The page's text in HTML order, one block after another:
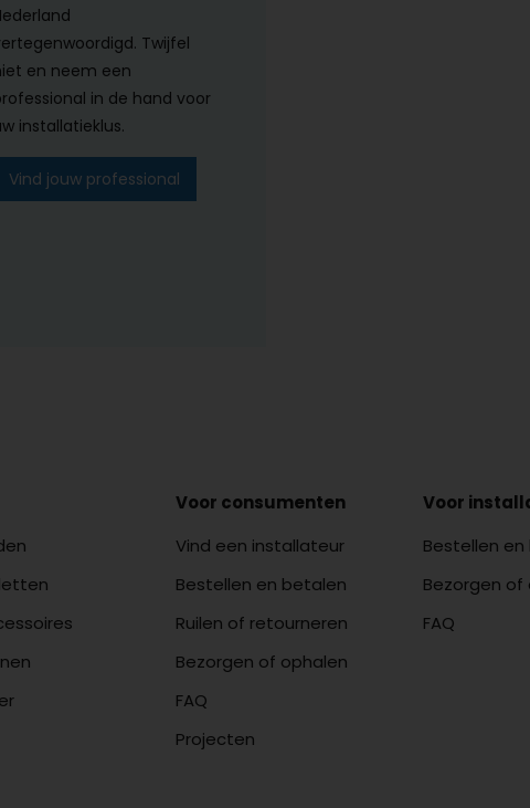
Twijfel
en neem een
in de hand voor
installatieklus.
Vind jouw professional
Voor consumenten
Vind een installateur
Bestellen en betalen
Ruilen of retourneren
Bezorgen of ophalen
FAQ
Projecten
Voor
Bestellen
Bezorgen of
FAQ